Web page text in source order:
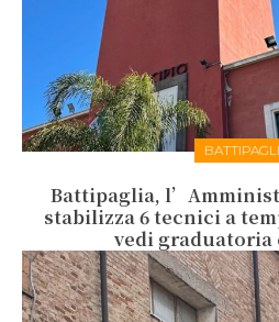
Battipaglia,
stabilizza 6 tecnici a
vedi graduatoria